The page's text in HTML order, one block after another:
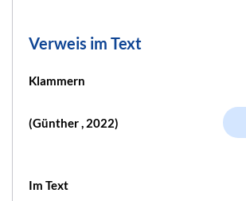
Verweis im Text
Klammern
(Günther , 2022)
Im Text